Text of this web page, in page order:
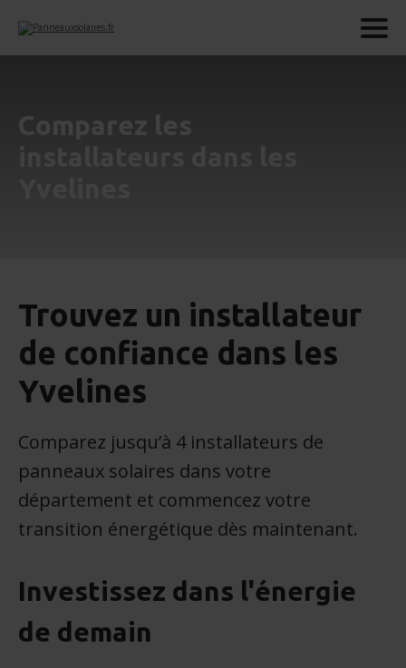
Comparez les
Trouvez un installateur
de confiance dans les
Yvelines
Comparez jusqu’à 4 installateurs de
panneaux solaires dans votre
département et commencez votre
transition énergétique dès maintenant.
Investissez dans l'énergie
de demain